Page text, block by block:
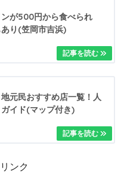
ンが500円から食べられ
り(笠岡市吉浜)
地元民おすすめ店一覧！人
イド(マップ付き)
ンク